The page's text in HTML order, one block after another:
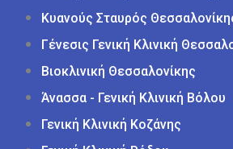
Κυανούς Σταυρός
Γένεσις Γενική Κλινική
Βιοκλινική Θεσσαλονίκης
Άνασσα - Γενική Κλινική Βόλου
Γενική Κλινική Κοζάνης